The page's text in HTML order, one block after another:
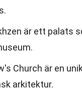
är ett palats
Church är en
arkitektur.